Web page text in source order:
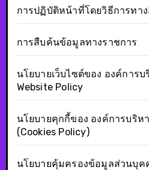
การปฏิบัติหน้าที่โดยวิธีการทา
การสืบค้นข้อมูลทางราชการ
นโยบายเว็บไซต์ของ องค์การ
Website Policy
นโยบายคุกกี้ของ องค์การบริห
(Cookies Policy)
นโยบายคุ้มครองข้อมูลส่วนบุค